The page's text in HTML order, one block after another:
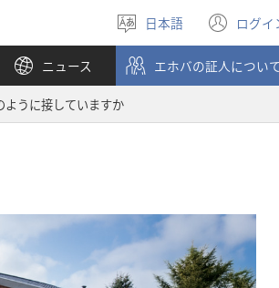
言
語
を
選
日本語 ログイ
（新
し
い
タ
で
ニュース エホバの証人について
ように接していますか